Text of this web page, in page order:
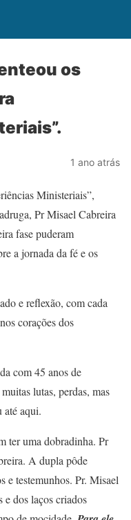
os
1 ano atrás
Ministeriais”,
Pr Misael Cabreira
fase puderam
a jornada da fé e os
e reflexão, com cada
corações dos
com 45 anos de
lutas, perdas, mas
até aqui.
ter uma dobradinha. Pr
A dupla pôde
e testemunhos. Pr. Misael
e dos laços criados